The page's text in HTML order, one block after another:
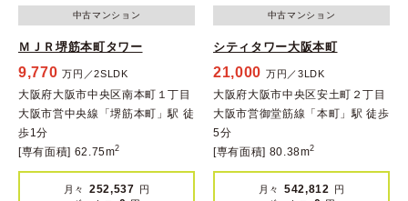
中古マンション
ＭＪＲ堺筋本町タワー
9,770 万円／2SLDK
大阪府大阪市中央区南本町１丁目
大阪市営中央線「堺筋本町」駅 徒
歩1分
[専有面積] 62.75m2
月々 252,537 円
中古マンション
シティタワー大阪本町
21,000 万円／3LDK
大阪府大阪市中央区安土町２丁目
大阪市営御堂筋線「本町」駅 徒歩
5分
[専有面積] 80.38m2
月々 542,812
円